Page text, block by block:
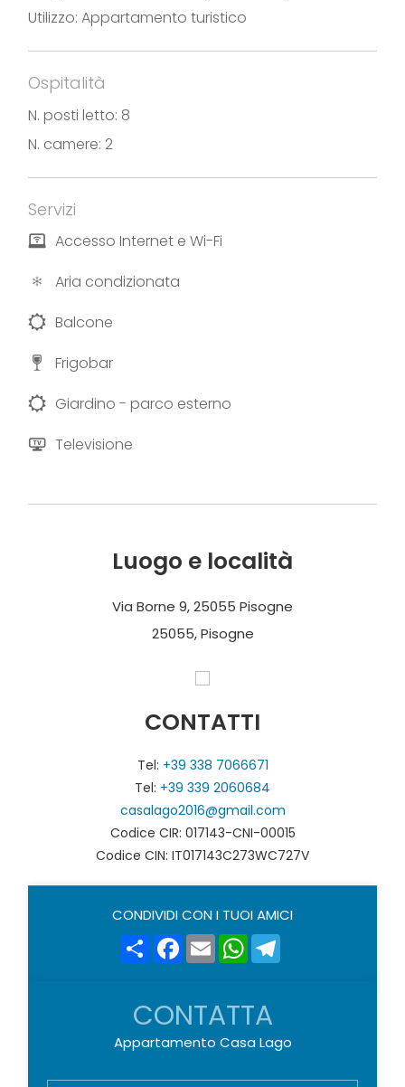
Utilizzo: Appartamento turistico
Ospitalità
N. posti letto: 8
N. camere: 2
Servizi
Accesso Internet e Wi-Fi
Aria condizionata
Balcone
Frigobar
Giardino - parco esterno
Televisione
Luogo e località
Via Borne 9, 25055 Pisogne
25055, Pisogne
CONTATTI
Tel: +39 338 7066671
Tel: +39 339 2060684
casalago2016@gmail.com
Codice CIR: 017143-CNI-00015
Codice CIN: IT017143C273WC727V
CONDIVIDI CON I TUOI AMICI
ShareFacebook
EmailWhatsApp
CONTATTA
Appartamento Casa Lago